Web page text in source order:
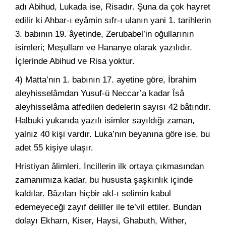
adı Abihud, Lukada ise, Risadır. Şuna da çok hayret
edilir ki Ahbar-ı eyâmin sıfr-ı ulanın yani 1. tarihlerin
3. babının 19. âyetinde, Zerubabel’in oğullarının
isimleri; Meşullam ve Hananye olarak yazılıdır.
İçlerinde Abihud ve Risa yoktur.
4) Matta’nın 1. babının 17. ayetine göre, İbrahim
aleyhisselâmdan Yusuf-ü Neccar’a kadar Îsâ
aleyhisselâma atfedilen dedelerin sayısı 42 bâtındır.
Halbuki yukarıda yazılı isimler sayıldığı zaman,
yalnız 40 kişi vardır. Luka’nın beyanına göre ise, bu
adet 55 kişiye ulaşır.
Hristiyan âlimleri, İncillerin ilk ortaya çıkmasından
zamanımıza kadar, bu hususta şaşkınlık içinde
kaldılar. Bâzıları hiçbir akl-ı selimin kabul
edemeyeceği zayıf deliller ile te’vil ettiler. Bundan
dolayı Ekharn, Kiser, Haysi, Ghabuth, Wither,